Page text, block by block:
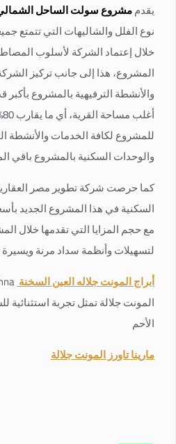
يقدممشروعسولت الساحل
نوع الفلل والشاليهات التي تتمتع
خلال إعتماد الشركة لأسلوب
المشروع، هذا إلى جانب تركيز
والأنشطة الترفيهية بالمشروع
للمشروع لكافة الخدمات والأنشطة
والوحدات السكنية بالمشروع باقي
كما حرصت شركة تطوير مصر
السكنية في هذا المشروع الجديد
مع حجم المزايا التي تقدمها خلال
لتسهيلات وأنظمة سداد مرنة ويسيرة تمتد
أبراج المونت جلاله العين السخنة
المونت جلالة تمثل تجربة استثنائية
الأحم
مارينا تاورز المونت جلالة